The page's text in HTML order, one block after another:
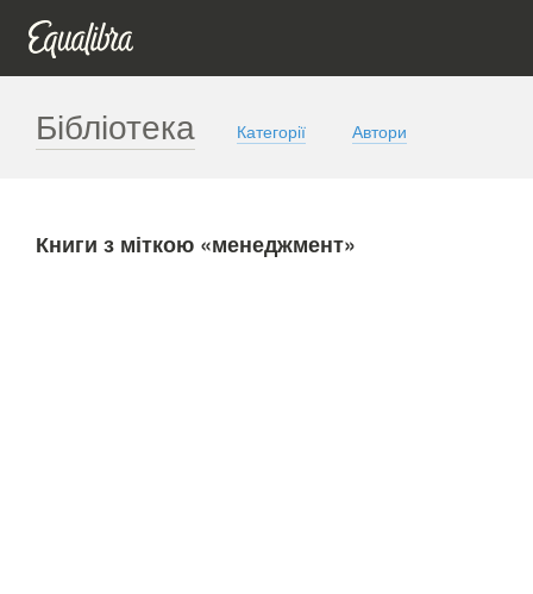
Бібліотека Категорії Автори
Книги з міткою «менеджмент»